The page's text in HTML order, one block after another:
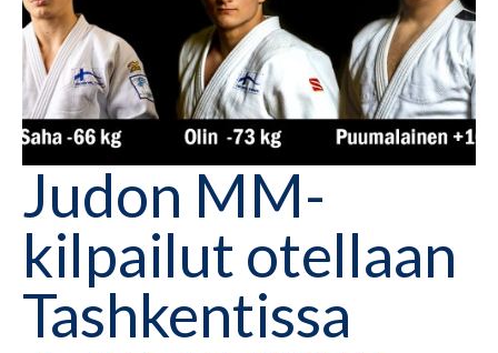
Judon MM-
kilpailut otellaan
Tashkentissa